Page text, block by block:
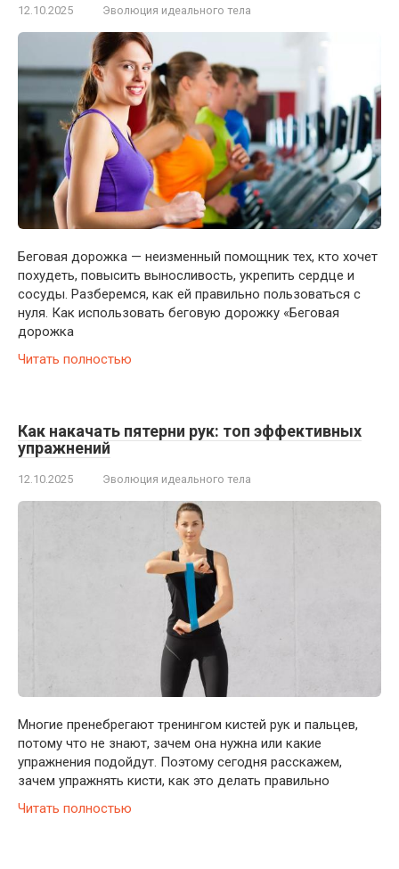
12.10.2025 Эволюция идеального тела
Беговая дорожка — неизменный помощник тех, кто хочет
похудеть, повысить выносливость, укрепить сердце и
сосуды. Разберемся, как ей правильно пользоваться с
нуля. Как использовать беговую дорожку «Беговая
дорожка
Читать полностью
Как накачать пятерни рук: топ эффективных
упражнений
12.10.2025 Эволюция идеального тела
Многие пренебрегают тренингом кистей рук и пальцев,
потому что не знают, зачем она нужна или какие
упражнения подойдут. Поэтому сегодня расскажем,
зачем упражнять кисти, как это делать правильно
Читать полностью